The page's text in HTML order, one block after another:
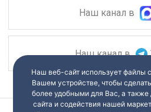
Наш канал в
Наш канал в
Наш веб-сайт использует файлы
Вашем устройстве, чтобы
более удобными для Вас, а также
сайта и содействия нашей